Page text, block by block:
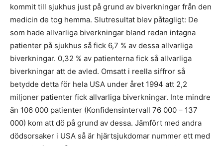
kommit till sjukhus just på grund av biverkningar från den
medicin de tog hemma. Slutresultat blev påtagligt: De
som hade allvarliga biverkningar bland redan intagna
patienter på sjukhus så fick 6,7 % av dessa allvarliga
biverkningar. 0,32 % av patienterna fick så allvarliga
biverkningar att de avled. Omsatt i reella siffror så
betydde detta för hela USA under året 1994 att 2,2
miljoner patienter fick allvarliga biverkningar. Inte mindre
än 106 000 patienter (Konfidensintervall 76 000 – 137
000) kom att dö på grund av dessa. Jämfört med andra
dödsorsaker i USA så är hjärtsjukdomar nummer ett med